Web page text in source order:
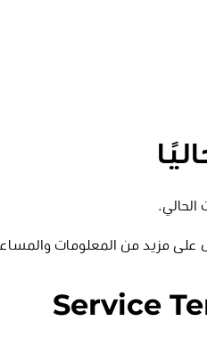
الحالي.
على مزيد من المعلومات
Service